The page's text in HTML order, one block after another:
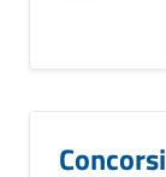
Concorsi